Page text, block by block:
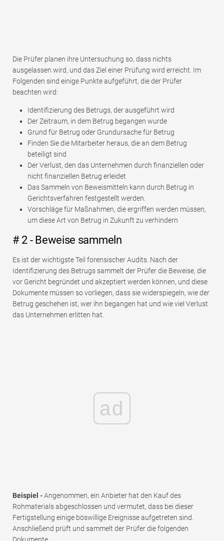
Die Prüfer planen ihre Untersuchung so, dass nichts
ausgelassen wird, und das Ziel einer Prüfung wird erreicht. Im
Folgenden sind einige Punkte aufgeführt, die der Prüfer
beachten wird:
Identifizierung des Betrugs, der ausgeführt wird
Der Zeitraum, in dem Betrug begangen wurde
Grund für Betrug oder Grundursache für Betrug
Finden Sie die Mitarbeiter heraus, die an dem Betrug
beteiligt sind
Der Verlust, den das Unternehmen durch finanziellen oder
nicht finanziellen Betrug erleidet
Das Sammeln von Beweismitteln kann durch Betrug in
Gerichtsverfahren festgestellt werden.
Vorschläge für Maßnahmen, die ergriffen werden müssen,
um diese Art von Betrug in Zukunft zu verhindern
# 2 - Beweise sammeln
Es ist der wichtigste Teil forensischer Audits. Nach der
Identifizierung des Betrugs sammelt der Prüfer die Beweise, die
vor Gericht begründet und akzeptiert werden können, und diese
Dokumente müssen so vorliegen, dass sie widerspiegeln, wie der
Betrug geschehen ist, wer ihn begangen hat und wie viel Verlust
das Unternehmen erlitten hat.
ad
Beispiel -Angenommen, ein Anbieter hat den Kauf des
Rohmaterials abgeschlossen und vermutet, dass bei dieser
Fertigstellung einige böswillige Ereignisse aufgetreten sind.
Anschließend prüft und sammelt der Prüfer die folgenden
Dokumente